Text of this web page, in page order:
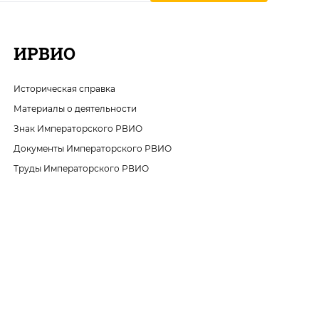
ИРВИО
Историческая справка
Материалы о деятельности
Знак Императорского РВИО
Документы Императорского РВИО
Труды Императорского РВИО